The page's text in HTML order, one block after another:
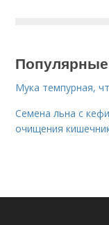
Мука темпурная,
Семена льна с
очищения